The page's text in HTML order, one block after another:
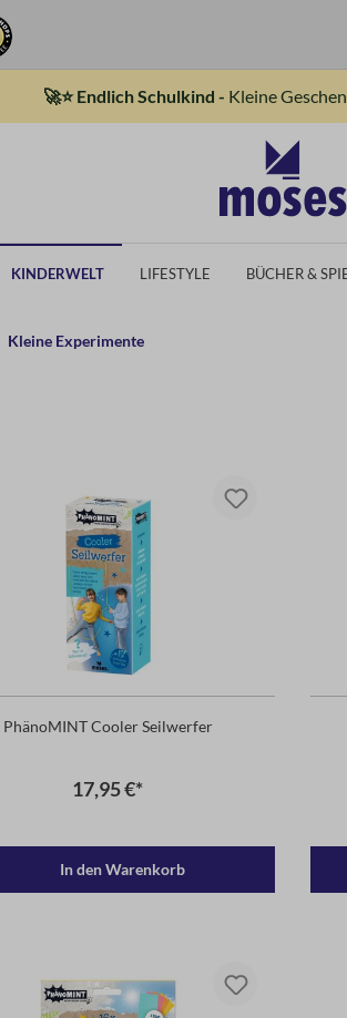
🚀⭐ Endlich Schulkind - Kleine
KINDERWELT LIFESTYLE BÜCHER &
Kleine Experimente
PhänoMINT Cooler Seilwerfer
17,95 €*
In den Warenkorb